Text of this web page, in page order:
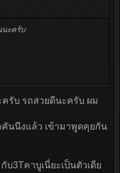
นะครับ
รับ รถสวยดีนะครับ ผม
คันนึงแล้ว เข้ามาพูดคุยกัน
3Tคาบูเนี่ยะเป็นตัวเดีย